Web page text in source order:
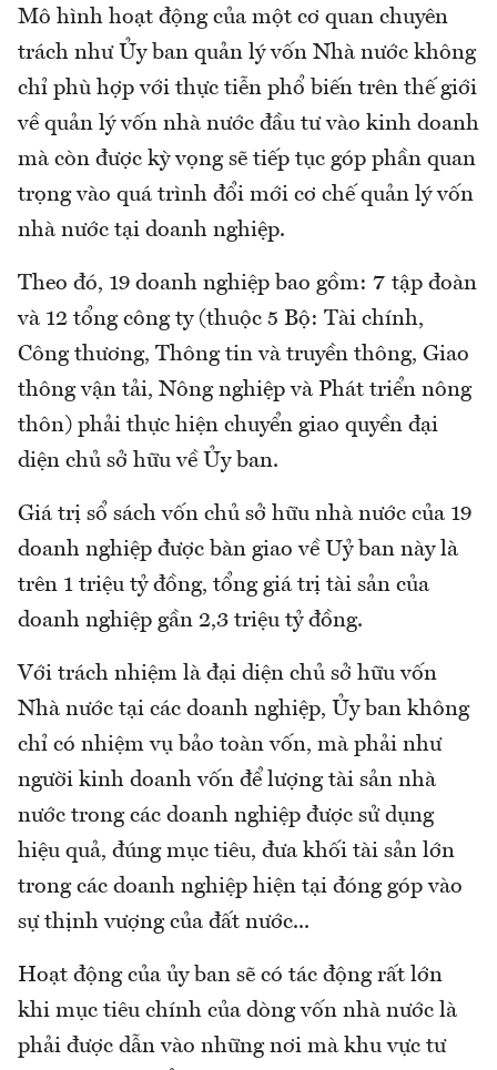
Mô hình hoạt động của một cơ quan chuyên
trách như Ủy ban quản lý vốn Nhà nước không
chỉ phù hợp với thực tiễn phổ biến trên thế giới
về quản lý vốn nhà nước đầu tư vào kinh doanh
mà còn được kỳ vọng sẽ tiếp tục góp phần quan
trọng vào quá trình đổi mới cơ chế quản lý vốn
nhà nước tại doanh nghiệp.
Theo đó, 19 doanh nghiệp bao gồm: 7 tập đoàn
và 12 tổng công ty (thuộc 5 Bộ: Tài chính,
Công thương, Thông tin và truyền thông, Giao
thông vận tải, Nông nghiệp và Phát triển nông
thôn) phải thực hiện chuyển giao quyền đại
diện chủ sở hữu về Ủy ban.
Giá trị sổ sách vốn chủ sở hữu nhà nước của 19
doanh nghiệp được bàn giao về Uỷ ban này là
trên 1 triệu tỷ đồng, tổng giá trị tài sản của
doanh nghiệp gần 2,3 triệu tỷ đồng.
Với trách nhiệm là đại diện chủ sở hữu vốn
Nhà nước tại các doanh nghiệp, Ủy ban không
chỉ có nhiệm vụ bảo toàn vốn, mà phải như
người kinh doanh vốn để lượng tài sản nhà
nước trong các doanh nghiệp được sử dụng
hiệu quả, đúng mục tiêu, đưa khối tài sản lớn
trong các doanh nghiệp hiện tại đóng góp vào
sự thịnh vượng của đất nước...
Hoạt động của ủy ban sẽ có tác động rất lớn
khi mục tiêu chính của dòng vốn nhà nước là
phải được dẫn vào những nơi mà khu vực tư